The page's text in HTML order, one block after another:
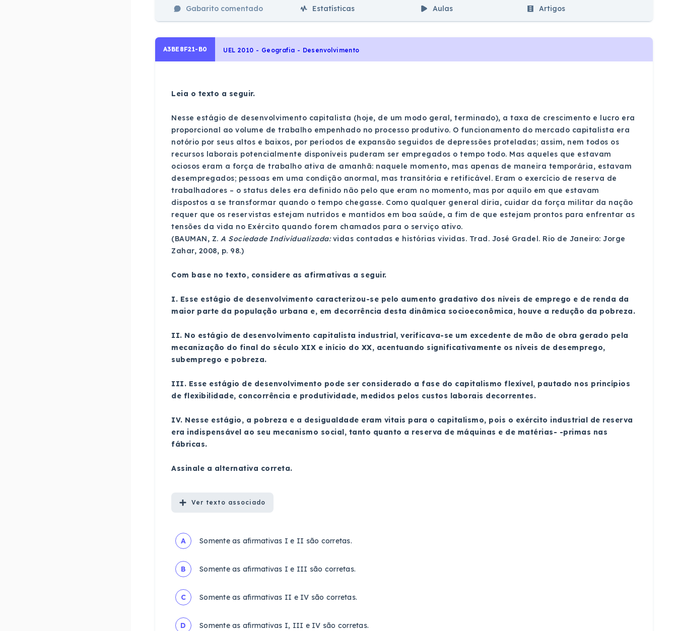
Gabarito comentado Estatísticas Aulas Artigos
A3BE8F21-B0 UEL 2010 - Geografia - Desenvolvimento
Leia o texto a seguir.
Nesse estágio de desenvolvimento capitalista (hoje, de um modo geral, terminado), a taxa de crescimento e lucro era
proporcional ao volume de trabalho empenhado no processo produtivo. O funcionamento do mercado capitalista era
notório por seus altos e baixos, por períodos de expansão seguidos de depressões proteladas; assim, nem todos os
recursos laborais potencialmente disponíveis puderam ser empregados o tempo todo. Mas aqueles que estavam
ociosos eram a força de trabalho ativa de amanhã: naquele momento, mas apenas de maneira temporária, estavam
desempregados; pessoas em uma condição anormal, mas transitória e retificável. Eram o exercício de reserva de
trabalhadores – o status deles era definido não pelo que eram no momento, mas por aquilo em que estavam
dispostos a se transformar quando o tempo chegasse. Como qualquer general diria, cuidar da força militar da nação
requer que os reservistas estejam nutridos e mantidos em boa saúde, a fim de que estejam prontos para enfrentar as
tensões da vida no Exército quando forem chamados para o serviço ativo.
(BAUMAN, Z. A Sociedade Individualizada:vidas contadas e histórias vividas. Trad. José Gradel. Rio de Janeiro: Jorge
Zahar, 2008, p. 98.)
Com base no texto, considere as afirmativas a seguir.
I. Esse estágio de desenvolvimento caracterizou-se pelo aumento gradativo dos níveis de emprego e de renda da
maior parte da população urbana e, em decorrência desta dinâmica socioeconômica, houve a redução da pobreza.
II. No estágio de desenvolvimento capitalista industrial, verificava-se um excedente de mão de obra gerado pela
mecanização do final do século XIX e início do XX, acentuando significativamente os níveis de desemprego,
subemprego e pobreza.
III. Esse estágio de desenvolvimento pode ser considerado a fase do capitalismo flexível, pautado nos princípios
de flexibilidade, concorrência e produtividade, medidos pelos custos laborais decorrentes.
IV. Nesse estágio, a pobreza e a desigualdade eram vitais para o capitalismo, pois o exército industrial de reserva
era indispensável ao seu mecanismo social, tanto quanto a reserva de máquinas e de matérias- -primas nas
fábricas.
Assinale a alternativa correta.
Ver texto associado
A Somente as afirmativas I e II são corretas.
B Somente as afirmativas I e III são corretas.
C Somente as afirmativas II e IV são corretas.
D Somente as afirmativas I, III e IV são corretas.